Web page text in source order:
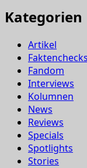
Kategorien
Artikel
Faktenchecks
Fandom
Interviews
Kolumnen
News
Reviews
Specials
Spotlights
Stories